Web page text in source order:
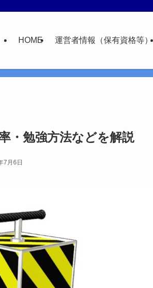
HOME 運営者情報（保有資格等）
・勉強方法などを解説
7月6日